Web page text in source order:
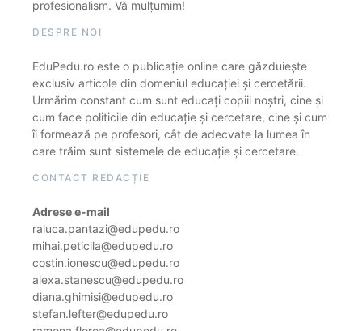
profesionalism. Vă mulțumim!
DESPRE NOI
EduPedu.ro este o publicație online care găzduiește
exclusiv articole din domeniul educației și cercetării.
Urmărim constant cum sunt educați copiii noștri, cine și
cum face politicile din educație și cercetare, cine și cum
îi formează pe profesori, cât de adecvate la lumea în
care trăim sunt sistemele de educație și cercetare.
CONTACT REDACȚIE
Adrese e-mail
raluca.pantazi@edupedu.ro
mihai.peticila@edupedu.ro
costin.ionescu@edupedu.ro
alexa.stanescu@edupedu.ro
diana.ghimisi@edupedu.ro
stefan.lefter@edupedu.ro